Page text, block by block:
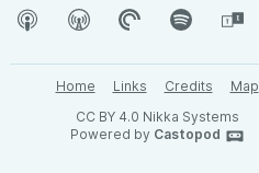
Home Links Credits
Map
CC BY 4.0 Nikka Systems
Powered by Castopod